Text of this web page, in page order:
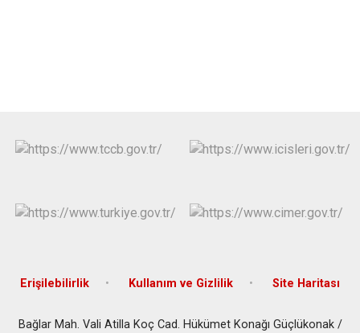
Erişilebilirlik Kullanım ve Gizlilik Site Haritası
Bağlar Mah. Vali Atilla Koç Cad. Hükümet Konağı Güçlükonak /